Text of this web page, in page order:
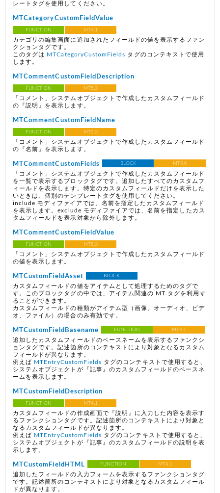
レートタグを使用してください。
MTCategoryCustomFieldValue
FUNCTION MT4.1
カテゴリの編集画面に追加されたフィールドの値を表示するファン
クションタグです。
このタグは
MTCategoryCustomFields タグのコンテキストで使用
します。
MTCommentCustomFieldDescription
FUNCTION MT5.0
「コメント」システムオブジェクトで作成したカスタムフィールド
の『説明』を表示します。
MTCommentCustomFieldName
FUNCTION MT5.0
「コメント」システムオブジェクトで作成したカスタムフィールド
の『名前』を表示します。
MTCommentCustomFields BLOCK MT5.0
「コメント」システムオブジェクトで作成したカスタムフィールド
を一覧で表示するブロックタグです。追加したすべてのカスタムフ
ィールドを表示します。特定のカスタムフィールドだけを表示した
いときは、個別のテンプレートタグを使用してください。
include モディファイアでは、名前を指定したカスタムフィールド
を表示します。exclude モディファイアでは、名前を指定したカス
タムフィールドを表示対象から除外します。
MTCommentCustomFieldValue
FUNCTION MT5.0
「コメント」システムオブジェクトで作成したカスタムフィールド
の値を表示します。
MTCustomFieldAsset BLOCK
カスタムフィールドの値をアイテムとして処理するためのタグで
す。このブロックタグの中では、アイテム関連の MT タグを利用す
ることができます。
カスタムフィールドの種類がアイテム型（画像、オーディオ、ビデ
オ、ファイル）の場合のみ有効です。
MTCustomFieldBasename FUNCTION MT4.1
追加したカスタムフィールドのベースネームを表示するファンクシ
ョンタグです。記述箇所のコンテキストにより対象となるカスタム
フィールドが異なります。
例えば
MTEntryCustomFields タグのコンテキストで使用すると、
システムオブジェクトが『記事』のカスタムフィールドのベースネ
ームを表示します。
MTCustomFieldDescription
FUNCTION MT4.1
カスタムフィールドの作成画面で『説明』に入力した内容を表示す
るファンクションタグです。記述箇所のコンテキストにより対象と
なるカスタムフィールドが異なります。
例えば
MTEntryCustomFields タグのコンテキストで使用すると、
システムオブジェクトが『記事』のカスタムフィールドの説明を表
示します。
MTCustomFieldHTML FUNCTION MT4.1
追加したフィールドの入力フォームを表示するファンクションタグ
です。記述箇所のコンテキストにより対象となるカスタムフィール
ドが異なります。